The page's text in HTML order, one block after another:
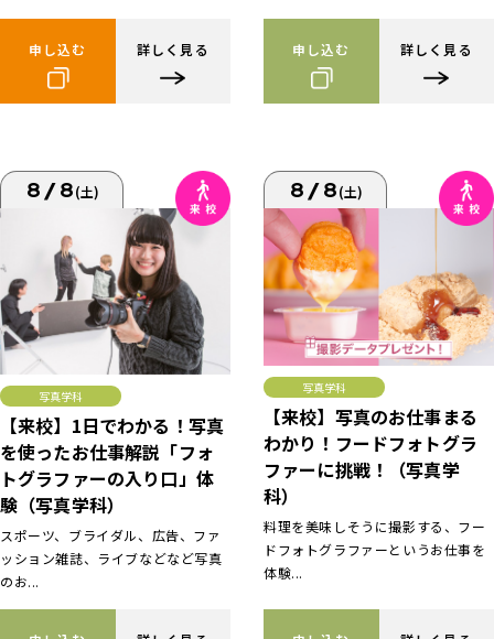
申し込む 詳しく見る 申し込む 詳しく見る
8/8(土)
写真学科
【来校】1日でわかる！写真
を使ったお仕事解説「フォ
トグラファーの入り口」体
験（写真学科）
スポーツ、ブライダル、広告、ファ
ッション雑誌、ライブなどなど写真
のお...
8/8(土)
写真学科
【来校】写真のお仕事まる
わかり！フードフォトグラ
ファーに挑戦！（写真学
科）
料理を美味しそうに撮影する、フー
ドフォトグラファーというお仕事を
体験...